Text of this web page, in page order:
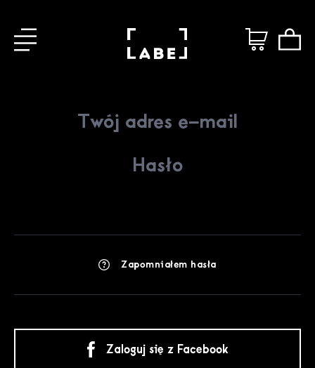
Zapomniałem hasła
Zaloguj się z Facebook